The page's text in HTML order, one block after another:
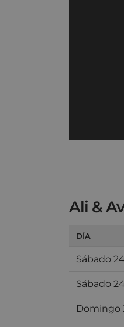
Ali &
DÍA
Sábado
Sábado
Domingo